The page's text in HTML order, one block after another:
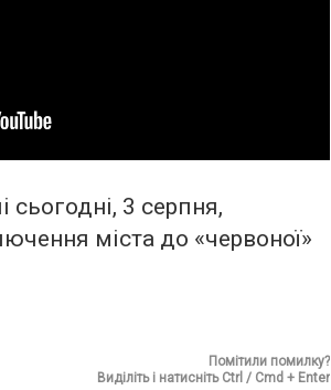
сьогодні, 3 серпня,
міста до «червоної»
Помітили помилку?
Виділіть і натисніть Ctrl / Cmd + Enter